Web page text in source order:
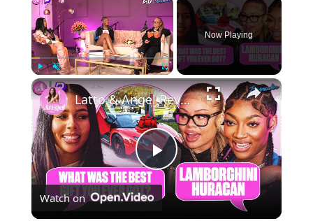
Play Unmute Fullscreen
Now Playing
×
Play
Latto & Angel Reveal The Secrets To Their Heart…
Watch on